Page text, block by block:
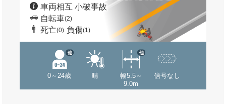
車両相互 小破事故
自転車(2)
死亡(0) 負傷(1)
0～24歳
他
晴
幅5.5～
9.0m
他
信号なし